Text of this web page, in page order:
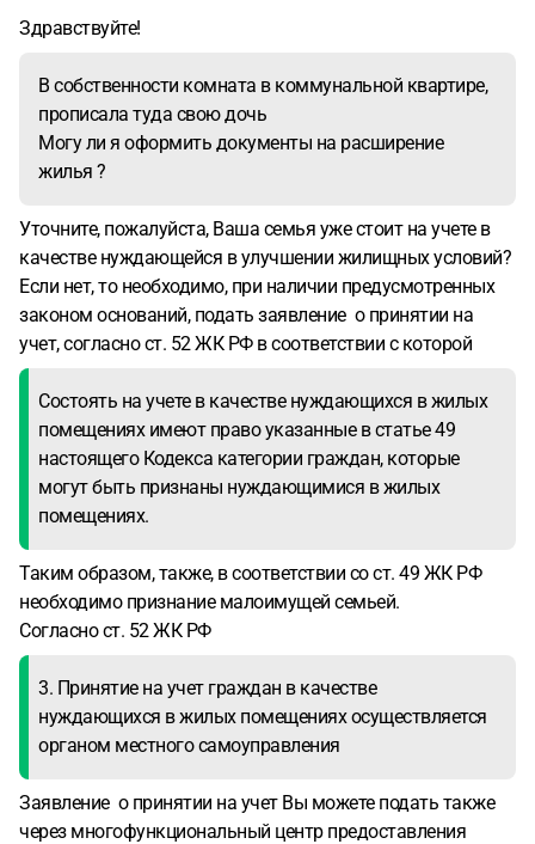
Здравствуйте!
В собственности комната в коммунальной квартире,
прописала туда свою дочь
Могу ли я оформить документы на расширение
жилья ?
Уточните, пожалуйста, Ваша семья уже стоит на учете в
качестве нуждающейся в улучшении жилищных условий?
Если нет, то необходимо, при наличии предусмотренных
законом оснований, подать заявление о принятии на
учет, согласно ст. 52 ЖК РФ в соответствии с которой
Состоять на учете в качестве нуждающихся в жилых
помещениях имеют право указанные в статье 49
настоящего Кодекса категории граждан, которые
могут быть признаны нуждающимися в жилых
помещениях.
Таким образом, также, в соответствии со ст. 49 ЖК РФ
необходимо признание малоимущей семьей.
Согласно ст. 52 ЖК РФ
3. Принятие на учет граждан в качестве
нуждающихся в жилых помещениях осуществляется
органом местного самоуправления
Заявление о принятии на учет Вы можете подать также
через многофункциональный центр предоставления